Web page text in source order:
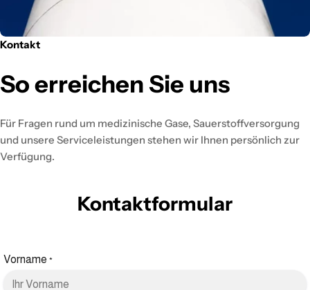
Kontakt
So erreichen Sie uns
Für Fragen rund um medizinische Gase, Sauerstoffversorgung
und unsere Serviceleistungen stehen wir Ihnen persönlich zur
Verfügung.
Kontaktformular
Vorname *